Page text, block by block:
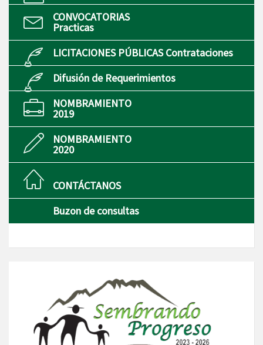
CONVOCATORIAS
Practicas
LICITACIONES PÚBLICAS Contrataciones
Difusión de Requerimientos
NOMBRAMIENTO
2019
NOMBRAMIENTO
2020
CONTÁCTANOS
Buzon de consultas